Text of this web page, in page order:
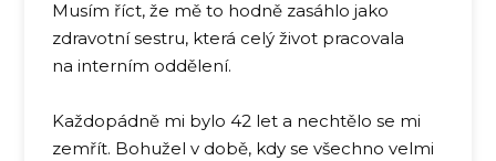
Musím říct, že mě to hodně zasáhlo jako
zdravotní sestru, která celý život pracovala
na interním oddělení.
Každopádně mi bylo 42 let a nechtělo se mi
zemřít. Bohužel v době, kdy se všechno velmi